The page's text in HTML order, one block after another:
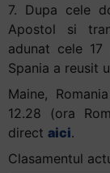
7. Dupa cele
Apostol si
adunat cele
Spania a reusit
Maine,
12.28 (ora
direct aici.
Clasamentul